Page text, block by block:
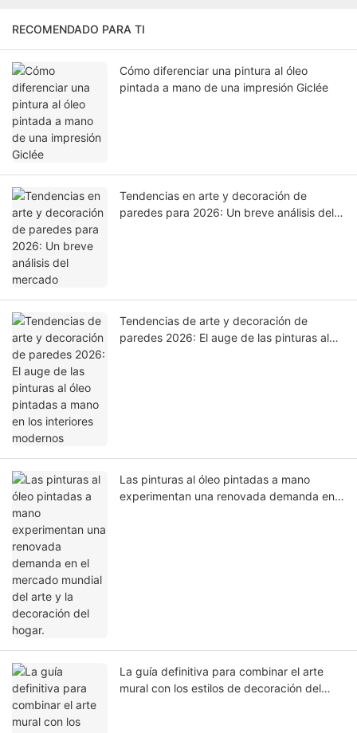
RECOMENDADO PARA TI
Cómo diferenciar una pintura al óleo
pintada a mano de una impresión Giclée
Tendencias en arte y decoración de
paredes para 2026: Un breve análisis del
Tendencias de arte y decoración de
paredes 2026: El auge de las pinturas al
Las pinturas al óleo pintadas a mano
experimentan una renovada demanda en
La guía definitiva para combinar el arte
mural con los estilos de decoración del